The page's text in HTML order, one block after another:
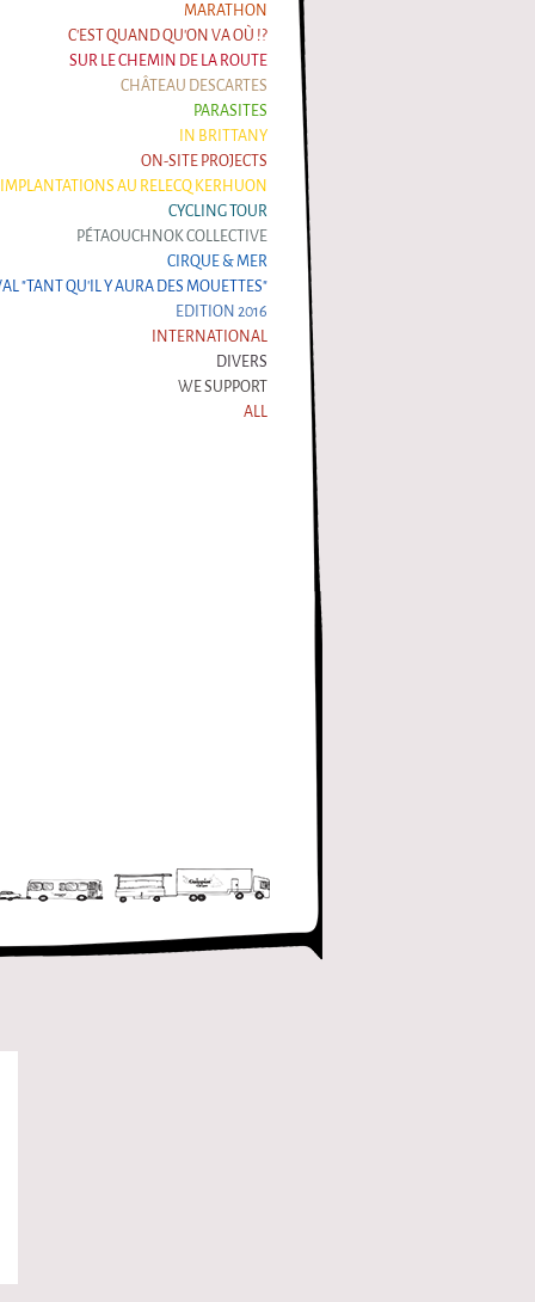
MARATHON
C'EST QUAND QU'ON VA OÙ !?
SUR LE CHEMIN DE LA ROUTE
CHÂTEAU DESCARTES
PARASITES
IN BRITTANY
ON-SITE PROJECTS
IMPLANTATIONS AU RELECQ KERHUON
CYCLING TOUR
PÉTAOUCHNOK COLLECTIVE
CIRQUE & MER
"TANT QU'IL Y AURA DES MOUETTES"
EDITION 2016
INTERNATIONAL
DIVERS
WE SUPPORT
ALL